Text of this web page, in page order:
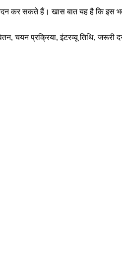
कर सकते हैं। खास बात यह है कि इस
प्रक्रिया, इंटरव्यू तिथि, जरूरी